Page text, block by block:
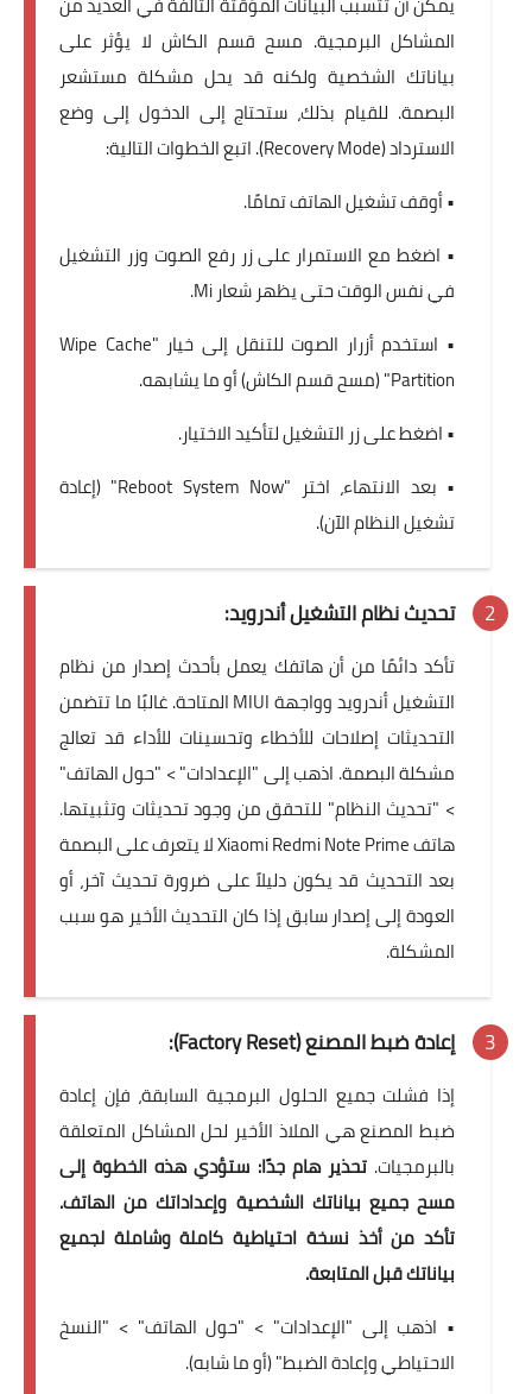
المشاكل البرمجية. مسح قسم الكاش لا يؤثر على
بياناتك الشخصية ولكنه قد يحل مشكلة مستشعر
البصمة. للقيام بذلك، ستحتاج إلى الدخول إلى وضع
الاسترداد (Recovery Mode). اتبع الخطوات التالية:
• أوقف تشغيل الهاتف تمامًا.
• اضغط مع الاستمرار على زر رفع الصوت وزر التشغيل
في نفس الوقت حتى يظهر شعار Mi.
• استخدم أزرار الصوت للتنقل إلى خيار "Wipe Cache
Partition" (مسح قسم الكاش) أو ما يشابهه.
• اضغط على زر التشغيل لتأكيد الاختيار.
• بعد الانتهاء، اختر "Reboot System Now" (إعادة
تشغيل النظام الآن).
تحديث نظام التشغيل أندرويد:
تأكد دائمًا من أن هاتفك يعمل بأحدث إصدار من نظام
التشغيل أندرويد وواجهة MIUI المتاحة. غالبًا ما تتضمن
التحديثات إصلاحات للأخطاء وتحسينات للأداء قد تعالج
مشكلة البصمة. اذهب إلى "الإعدادات" > "حول الهاتف"
> "تحديث النظام" للتحقق من وجود تحديثات وتثبيتها.
هاتف Xiaomi Redmi Note Prime لا يتعرف على البصمة
بعد التحديث قد يكون دليلاً على ضرورة تحديث آخر، أو
العودة إلى إصدار سابق إذا كان التحديث الأخير هو سبب
المشكلة.
إعادة ضبط المصنع (Factory Reset):
إذا فشلت جميع الحلول البرمجية السابقة، فإن إعادة
ضبط المصنع هي الملاذ الأخير لحل المشاكل المتعلقة
بالبرمجيات.تحذير هام جدًا: ستؤدي هذه الخطوة إلى
مسح جميع بياناتك الشخصية وإعداداتك من الهاتف.
تأكد من أخذ نسخة احتياطية كاملة وشاملة لجميع
بياناتك قبل المتابعة.
• اذهب إلى "الإعدادات" > "حول الهاتف" > "النسخ
الاحتياطي وإعادة الضبط" (أو ما شابه).